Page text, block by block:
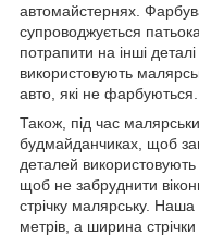
автомайстернях.
супроводжується
потрапити на інші
використовують
авто, які не фарбуються.
Також, під час
будмайданчиках, щоб
деталей
щоб не забруднити
стрічку малярську.
метрів, а ширина